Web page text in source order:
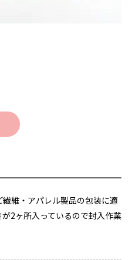
維・アパレル製品の包装に適
2ヶ所入っているので封入作業